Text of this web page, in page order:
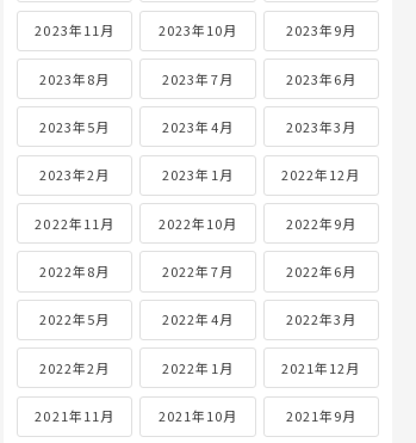
2023年11月 2023年10月 2023年9月
2023年8月 2023年7月 2023年6月
2023年5月 2023年4月 2023年3月
2023年2月 2023年1月 2022年12月
2022年11月 2022年10月 2022年9月
2022年8月 2022年7月 2022年6月
2022年5月 2022年4月 2022年3月
2022年2月 2022年1月 2021年12月
2021年11月 2021年10月 2021年9月